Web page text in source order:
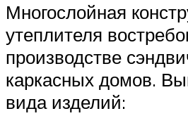
Многослойная
утеплителя
производстве
каркасных домов.
вида изделий: